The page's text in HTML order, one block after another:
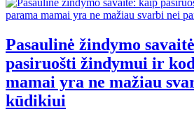
Pasaulinė žindymo
pasiruošti žindymui ir
mamai yra ne mažiau
kūdikiui